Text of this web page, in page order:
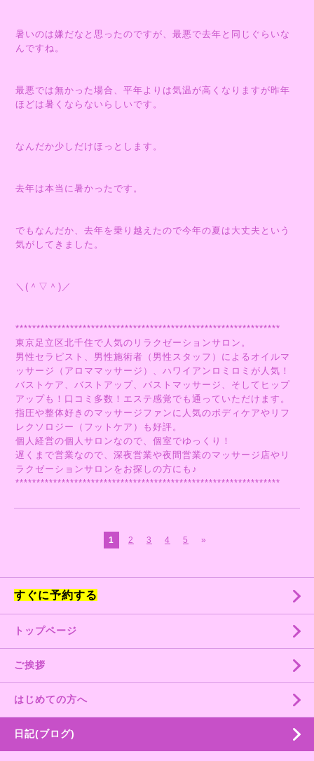
暑いのは嫌だなと思ったのですが、最悪で去年と同じぐらいな
んですね。
最悪では無かった場合、平年よりは気温が高くなりますが昨年
ほどは暑くならないらしいです。
なんだか少しだけほっとします。
去年は本当に暑かったです。
でもなんだか、去年を乗り越えたので今年の夏は大丈夫という
気がしてきました。
＼(＾▽＾)／
***************************************************************
東京足立区北千住で人気のリラクゼーションサロン。
男性セラピスト、男性施術者（男性スタッフ）によるオイルマ
ッサージ（アロママッサージ）、ハワイアンロミロミが人気！
バストケア、バストアップ、バストマッサージ、そしてヒップ
アップも！口コミ多数！エステ感覚でも通っていただけます。
指圧や整体好きのマッサージファンに人気のボディケアやリフ
レクソロジー（フットケア）も好評。
個人経営の個人サロンなので、個室でゆっくり！
遅くまで営業なので、深夜営業や夜間営業のマッサージ店やリ
ラクゼーションサロンをお探しの方にも♪
***************************************************************
1 2 3 4 5 »
すぐに予約する
トップページ
ご挨拶
はじめての方へ
日記(ブログ)